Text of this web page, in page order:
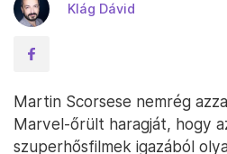
Klág Dávid
Martin Scorsese nemrég
Marvel-őrült haragját, hogy
szuperhősfilmek igazából